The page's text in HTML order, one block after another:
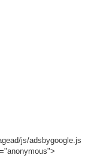
js/adsbygoogle.js